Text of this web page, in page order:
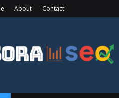
About Contact